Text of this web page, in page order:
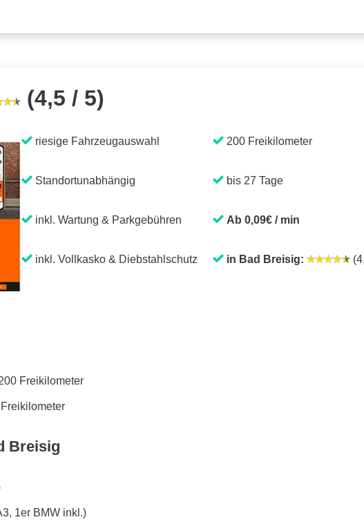
(4,5 / 5)
riesige Fahrzeugauswahl
Standortunabhängig
inkl. Wartung & Parkgebühren
inkl. Vollkasko & Diebstahlschutz
200 Freikilometer
bis 27 Tage
Ab 0,09€ / min
in Bad Breisig:
Freikilometer
Breisig
1er BMW inkl.)